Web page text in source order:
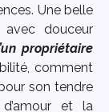
Une belle
douceur
propriétaire
comment
son tendre
et la